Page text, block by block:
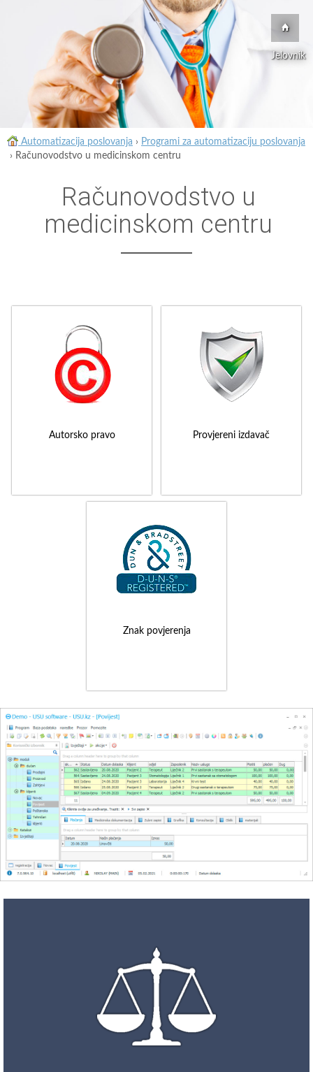
Jelovnik
Automatizacija poslovanja › Programi za automatizaciju poslovanja
› Računovodstvo u medicinskom centru
Računovodstvo u
medicinskom centru
Autorsko pravo Provjereni izdavač
Znak povjerenja